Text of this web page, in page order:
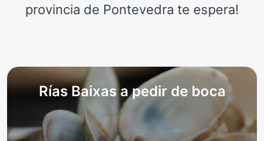
provincia de Pontevedra te espera!
Rías Baixas a pedir de boca